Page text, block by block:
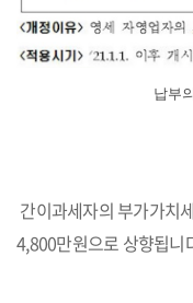
납부
간이과세자의 부가가치
4,800만원으로 상향됩니